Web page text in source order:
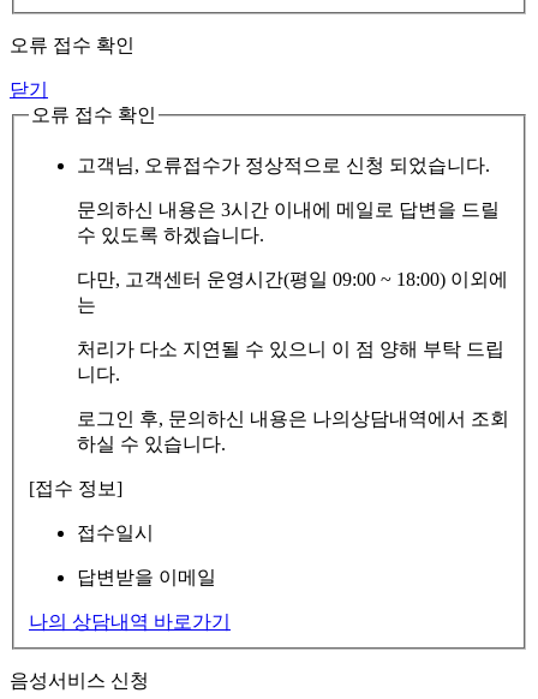
오류 접수 확인
닫기
오류 접수 확인
고객님, 오류접수가 정상적으로 신청 되었습니다.
문의하신 내용은 3시간 이내에 메일로 답변을 드릴
수 있도록 하겠습니다.
다만, 고객센터 운영시간(평일 09:00 ~ 18:00) 이외에
는
처리가 다소 지연될 수 있으니 이 점 양해 부탁 드립
니다.
로그인 후, 문의하신 내용은 나의상담내역에서 조회
하실 수 있습니다.
[접수 정보]
접수일시
답변받을 이메일
나의 상담내역 바로가기
음성서비스 신청